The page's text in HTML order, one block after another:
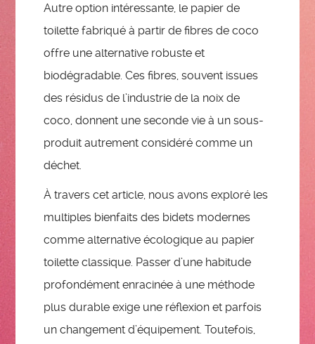
Autre option intéressante, le papier de
toilette fabriqué à partir de fibres de coco
offre une alternative robuste et
biodégradable. Ces fibres, souvent issues
des résidus de l’industrie de la noix de
coco, donnent une seconde vie à un sous-
produit autrement considéré comme un
déchet.
À travers cet article, nous avons exploré les
multiples bienfaits des bidets modernes
comme alternative écologique au papier
toilette classique. Passer d’une habitude
profondément enracinée à une méthode
plus durable exige une réflexion et parfois
un changement d’équipement. Toutefois,